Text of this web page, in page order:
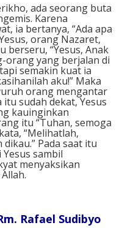
ada seorang buta
Karena
ia bertanya, “Ada apa
orang Nazaret,
berseru, “Yesus, Anak
orang yang berjalan di
semakin kuat ia
aku!” Maka
orang mengantar
sudah dekat, Yesus
kauinginkan
itu “Tuhan, semoga
“Melihatlah,
Pada saat itu
sambil
menyaksikan
Rafael Sudibyo